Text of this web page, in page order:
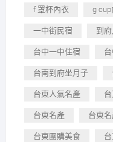
f 罩杯內衣 g cup
一中街民宿 到
台中一中住宿
台南到府坐月子
台東人氣名產
台東名產 台東
台東團購美食